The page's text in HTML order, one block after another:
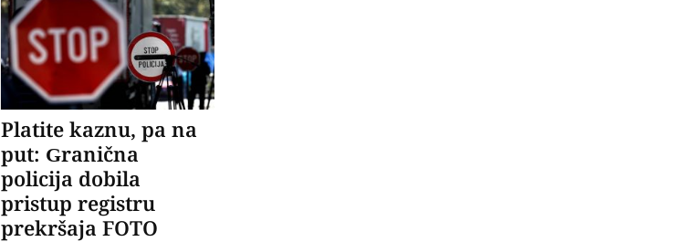
Platite kaznu, pa na
put: Granična
policija dobila
pristup registru
prekršaja FOTO